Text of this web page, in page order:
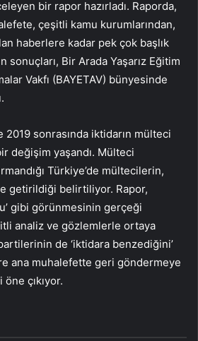
bir rapor hazırladı. Raporda,
çeşitli kamu kurumlarından,
haberlere kadar pek çok başlık
sonuçları, Bir Arada Yaşarız Eğitim
Vakfı (BAYETAV) bünyesinde
sonrasında iktidarın mülteci
değişim yaşandı. Mülteci
Türkiye’de mültecilerin,
getirildiği belirtiliyor. Rapor,
gibi görünmesinin gerçeği
analiz ve gözlemlerle ortaya
de ‘iktidara benzediğini’
ana muhalefette geri göndermeye
çıkıyor.